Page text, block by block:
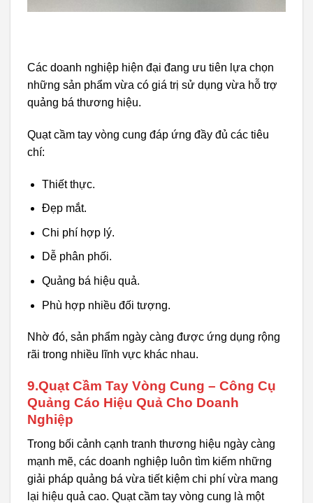
Các doanh nghiệp hiện đại đang ưu tiên lựa chọn
những sản phẩm vừa có giá trị sử dụng vừa hỗ trợ
quảng bá thương hiệu.
Quạt cầm tay vòng cung đáp ứng đầy đủ các tiêu
chí:
Thiết thực.
Đẹp mắt.
Chi phí hợp lý.
Dễ phân phối.
Quảng bá hiệu quả.
Phù hợp nhiều đối tượng.
Nhờ đó, sản phẩm ngày càng được ứng dụng rộng
rãi trong nhiều lĩnh vực khác nhau.
9.Quạt Cầm Tay Vòng Cung – Công Cụ
Quảng Cáo Hiệu Quả Cho Doanh
Nghiệp
Trong bối cảnh cạnh tranh thương hiệu ngày càng
mạnh mẽ, các doanh nghiệp luôn tìm kiếm những
giải pháp quảng bá vừa tiết kiệm chi phí vừa mang
lại hiệu quả cao. Quạt cầm tay vòng cung là một